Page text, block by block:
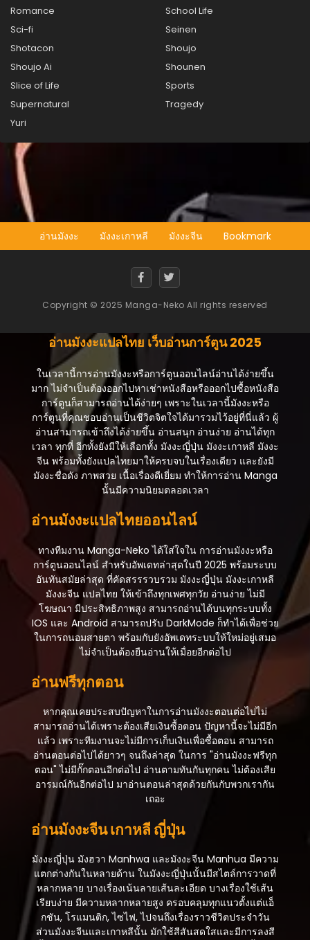
Romance
School Life
Sci-fi
Seinen
Shotacon
Shoujo
Shoujo Ai
Shounen
Slice of Life
Sports
Supernatural
Tragedy
Yuri
อ่านมังงะ มังงะเกาหลี มังงะจีน Bookmark
Copyright © 2025 Manga-Neko All rights reserved
อ่านมังงะแปลไทย เว็บอ่านการ์ตูน 2025
ในเวลานี้การอ่านมังงะหรือการ์ตูนออนไลน์อ่านได้ง่ายขึ้น
มาก ไม่จำเป็นต้องออกไปหาเช่าหนังสือหรือออกไปซื้อหนังสือ
การ์ตูนก็สามารถอ่านได้ง่ายๆ เพราะในเวลานี้มังงะหรือ
การ์ตูนที่คุณชอบอ่านเป็นชีวิตจิตใจได้มารวมไว้อยู่ที่นี่แล้ว ผู้
อ่านสามารถเข้าถึงได้ง่ายขึ้น อ่านสนุก อ่านง่าย อ่านได้ทุก
เวลา ทุกที่ อีกทั้งยังมีให้เลือกทั้ง มังงะญี่ปุ่น มังงะเกาหลี มังงะ
จีน พร้อมทั้งยังแปลไทยมาให้ครบจบในเรื่องเดียว และยังมี
มังงะชื่อดัง ภาพสวย เนื้อเรื่องดีเยี่ยม ทำให้การอ่าน Manga
นั้นมีความนิยมตลอดเวลา
อ่านมังงะแปลไทยออนไลน์
ทางทีมงาน Manga-Neko ได้ใส่ใจใน การอ่านมังงะหรือ
การ์ตูนออนไลน์ สำหรับอัพเดทล่าสุดในปี 2025 พร้อมระบบ
อันทันสมัยล่าสุด ที่คัดสรรรวบรวม มังงะญี่ปุ่น มังงะเกาหลี
มังงะจีน แปลไทย ให้เข้าถึงทุกเพศทุกวัย อ่านง่าย ไม่มี
โฆษณา มีประสิทธิภาพสูง สามารถอ่านได้บนทุกระบบทั้ง
IOS และ Android สามารถปรับ DarkMode ก็ทำได้เพื่อช่วย
ในการถนอมสายตา พร้อมกับยังอัพเดทระบบให้ใหม่อยู่เสมอ
ไม่จำเป็นต้องยืนอ่านให้เมื่อยอีกต่อไป
อ่านฟรีทุกตอน
หากคุณเคยประสบปัญหาในการอ่านมังงะตอนต่อไปไม่
สามารถอ่านได้เพราะต้องเสียเงินซื้อตอน ปัญหานี้จะไม่มีอีก
แล้ว เพราะทีมงานจะไม่มีการเก็บเงินเพื่อซื้อตอน สามารถ
อ่านตอนต่อไปได้ยาวๆ จนถึงล่าสุด ในการ "อ่านมังงะฟรีทุก
ตอน" ไม่มีกั๊กตอนอีกต่อไป อ่านตามทันกันทุกคน ไม่ต้องเสีย
อารมณ์กันอีกต่อไป มาอ่านตอนล่าสุดด้วยกันกับพวกเรากัน
เถอะ
อ่านมังงะจีน เกาหลี ญี่ปุ่น
มังงะญี่ปุ่น มังฮวา Manhwa และมังงะจีน Manhua มีความ
แตกต่างกันในหลายด้าน ในมังงะญี่ปุ่นนั้นมีสไตล์การวาดที่
หลากหลาย บางเรื่องเน้นลายเส้นละเอียด บางเรื่องใช้เส้น
เรียบง่าย มีความหลากหลายสูง ครอบคลุมทุกแนวตั้งแต่แอ็
กชัน, โรแมนติก, ไซไฟ, ไปจนถึงเรื่องราวชีวิตประจำวัน
ส่วนมังงะจีนและเกาหลีนั้น มักใช้สีสันสดใสและมีการลงสี